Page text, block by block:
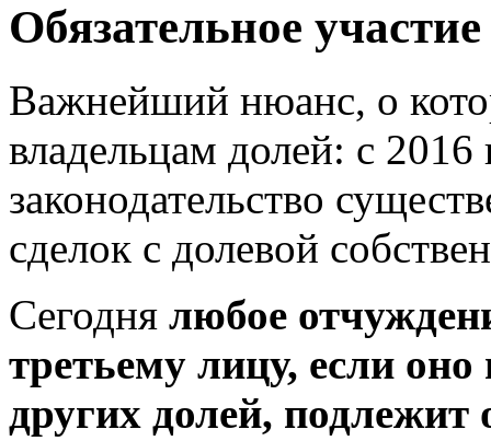
Обязательное
Важнейший нюанс, о
владельцам долей: с 2016
законодательство
сделок с долевой
Сегодня любое
третьему лицу, если оно
других долей, подлежит